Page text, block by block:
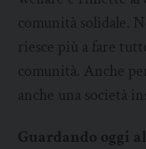
comunità solidale.
riesce più a fare
comunità. Anche
anche una società
Guardando oggi